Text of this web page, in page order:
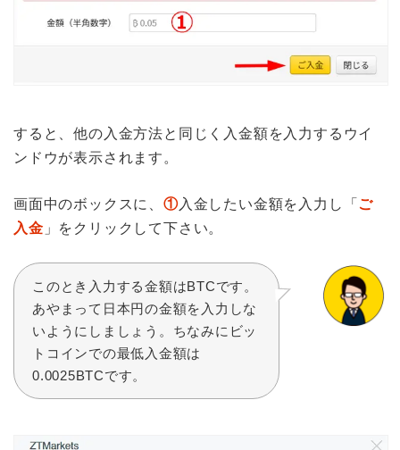
すると、他の入金方法と同じく入金額を入力するウイ
ンドウが表示されます。
画面中のボックスに、 ①入金したい金額を入力し「 ご
入金 」をクリックして下さい。
このとき入力する金額はBTCです。
あやまって日本円の金額を入力しな
いようにしましょう。ちなみにビッ
トコインでの最低入金額は
0.0025BTCです。